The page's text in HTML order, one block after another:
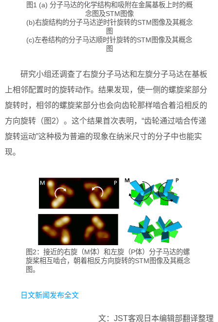
图1 (a) 分子马达的化学结构和吸附在金属基板上时的概
念图及STM图像
(b)右旋结构的分子马达逆时针旋转的STM图像及其概念
图
(c)左卷结构的分子马达顺时针旋转的STM图像及其概念
图
研究小组还调查了右旋分子马达和左旋分子马达在基板
上相邻配置时的旋转动作。结果发现，使一侧的螺旋桨部分
旋转时，相邻的螺旋桨部分也会向齿轮那样啮合着沿相反的
方向旋转（图2）。这个结果首次表明，“齿轮通过啮合传递
旋转运动”这种极为普遍的现象在纳米尺寸的分子中也能实
现。
图2：接近的右旋（M体）和左旋（P体）分子马达的螺
旋桨相互啮合，朝着相反方向旋转的STM图像及其概念
图。
日文新闻发布全文
文：JST客观日本编辑部翻译整理